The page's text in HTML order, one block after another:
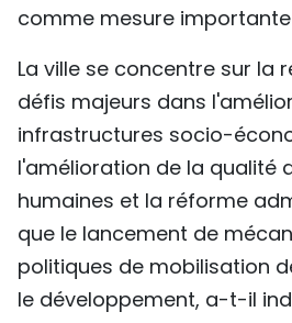
comme mesure
La ville se concentre sur la
défis majeurs dans
infrastructures socio-
l'amélioration de la qualité
humaines et la réforme
que le lancement de
politiques de mobilisation
le développement, a-t-il